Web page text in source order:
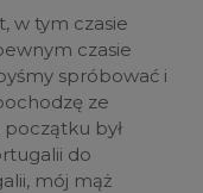
w tym czasie
czasie
spróbować i
ze
początku był
do
mój mąż